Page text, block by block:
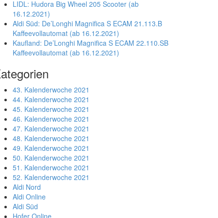
LIDL: Hudora Big Wheel 205 Scooter (ab
16.12.2021)
Aldi Süd: De’Longhi Magnifica S ECAM 21.113.B
Kaffeevollautomat (ab 16.12.2021)
Kaufland: De’Longhi Magnifica S ECAM 22.110.SB
Kaffeevollautomat (ab 16.12.2021)
43. Kalenderwoche 2021
44. Kalenderwoche 2021
45. Kalenderwoche 2021
46. Kalenderwoche 2021
47. Kalenderwoche 2021
48. Kalenderwoche 2021
49. Kalenderwoche 2021
50. Kalenderwoche 2021
51. Kalenderwoche 2021
52. Kalenderwoche 2021
Aldi Nord
Aldi Online
Aldi Süd
Hofer Online